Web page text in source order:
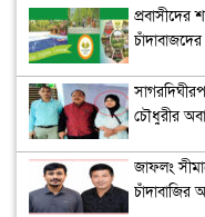
প্রবাসীদের
চৌধুরীর
জাফলং
চাঁদাবাজির